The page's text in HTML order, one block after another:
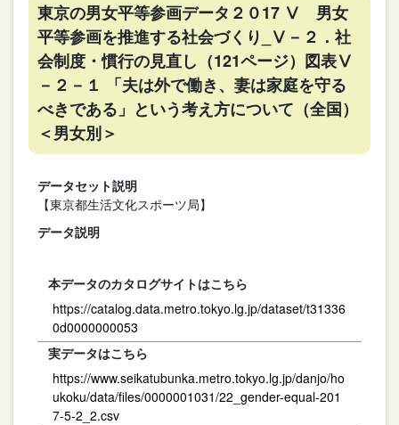
東京の男女平等参画データ２０17 Ⅴ 男女
平等参画を推進する社会づくり_Ⅴ－２．社
会制度・慣行の見直し（121ページ）図表Ⅴ
－２－１ 「夫は外で働き、妻は家庭を守る
べきである」という考え方について（全国）
＜男女別＞
データセット説明
【東京都生活文化スポーツ局】
データ説明
本データのカタログサイトはこちら
https://catalog.data.metro.tokyo.lg.jp/dataset/t31336
0d0000000053
実データはこちら
https://www.seikatubunka.metro.tokyo.lg.jp/danjo/ho
ukoku/data/files/0000001031/22_gender-equal-201
7-5-2_2.csv